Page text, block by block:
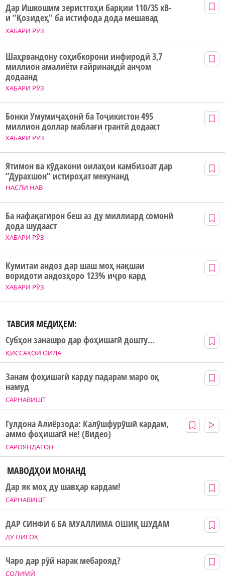
ХАБАРИ РӮЗ
Дар Ишкошим зеристгоҳи барқии 110/35 кВ-
и “Қозидеҳ” ба истифода дода мешавад
ХАБАРИ РӮЗ
Шаҳрвандону соҳибкорони инфиродӣ 3,7
миллион амалиёти ғайринақдӣ анҷом
додаанд
ХАБАРИ РӮЗ
Бонки Умумиҷаҳонӣ ба Тоҷикистон 495
миллион доллар маблағи грантӣ додааст
НАСЛИ НАВ
Ятимон ва кӯдакони оилаҳои камбизоат дар
“Дурахшон” истироҳат мекунанд
ХАБАРИ РӮЗ
Ба нафақагирон беш аз ду миллиард сомонӣ
дода шудааст
ХАБАРИ РӮЗ
Кумитаи андоз дар шаш моҳ нақшаи
воридоти андозҳоро 123% иҷро кард
ТАВСИЯ МЕДИҲЕМ:
ҚИССАҲОИ ОИЛА
Субҳон занашро дар фоҳишагӣ дошту...
САРНАВИШТ
Занам фоҳишагӣ карду падарам маро оқ
намуд
САРОЯНДАГОН
Гулдона Алиёрзода: Калӯшфурӯшӣ кардам,
аммо фоҳишагӣ не! (Видео)
МАВОДҲОИ МОНАНД
САРНАВИШТ
Дар як моҳ ду шавҳар кардам!
ДУ НИГОҲ
ДАР СИНФИ 6 БА МУАЛЛИМА ОШИҚ ШУДАМ
СОЛИМӢ
Чаро дар рӯй нарак мебарояд?